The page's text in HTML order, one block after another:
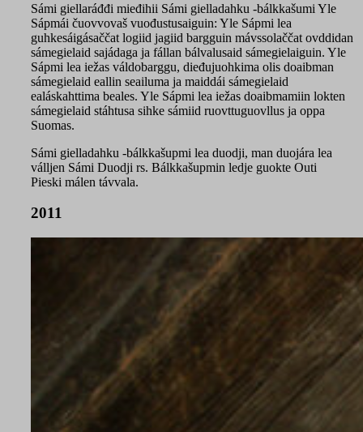
Sámi giellaráđđi mieđihii Sámi gielladahku -bálkkašumi Yle
Sápmái čuovvovaš vuođustusaiguin: Yle Sápmi lea
guhkesáigásaččat logiid jagiid bargguin mávssolaččat ovddidan
sámegielaid sajádaga ja fállan bálvalusaid sámegielaiguin. Yle
Sápmi lea iežas váldobarggu, dieđujuohkima olis doaibman
sámegielaid eallin seailuma ja maiddái sámegielaid
ealáskahttima beales. Yle Sápmi lea iežas doaibmamiin lokten
sámegielaid stáhtusa sihke sámiid ruovttuguovllus ja oppa
Suomas.
Sámi gielladahku -bálkkašupmi lea duodji, man duojára lea
válljen Sámi Duodji rs. Bálkkašupmin ledje guokte Outi
Pieski málen távvala.
2011